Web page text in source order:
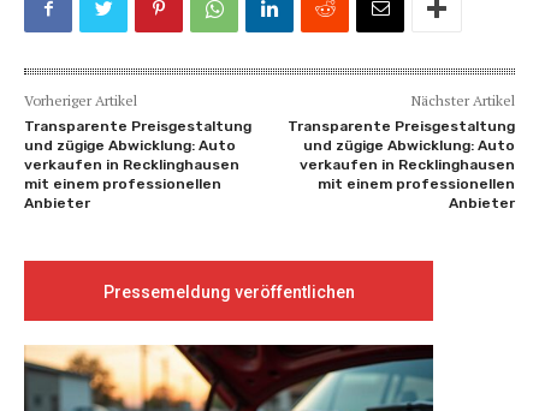
Vorheriger Artikel
Transparente Preisgestaltung
und zügige Abwicklung: Auto
verkaufen in Recklinghausen
mit einem professionellen
Anbieter
Nächster Artikel
Transparente Preisgestaltung
und zügige Abwicklung: Auto
verkaufen in Recklinghausen
mit einem professionellen
Anbieter
Pressemeldung veröffentlichen